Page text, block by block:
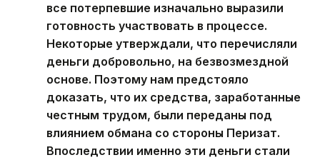
все потерпевшие изначально выразили
готовность участвовать в процессе.
Некоторые утверждали, что перечисляли
деньги добровольно, на безвозмездной
основе. Поэтому нам предстояло
доказать, что их средства, заработанные
честным трудом, были переданы под
влиянием обмана со стороны Перизат.
Впоследствии именно эти деньги стали